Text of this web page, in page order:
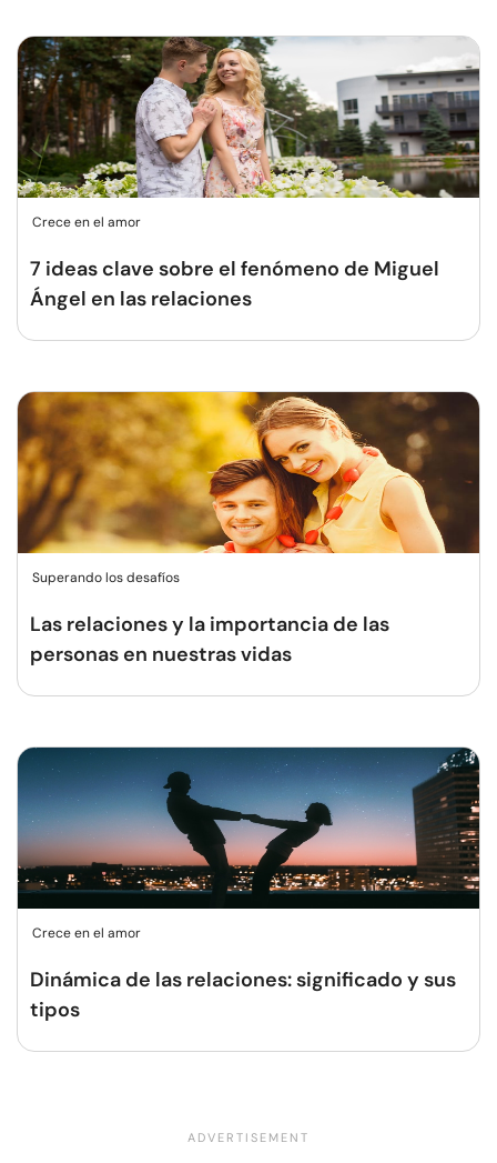
Crece en el amor
7 ideas clave sobre el fenómeno de Miguel
Ángel en las relaciones
Superando los desafíos
Las relaciones y la importancia de las
personas en nuestras vidas
Crece en el amor
Dinámica de las relaciones: significado y sus
tipos